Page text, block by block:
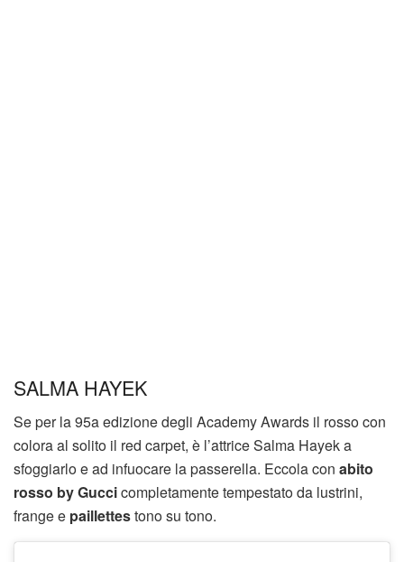
SALMA HAYEK
Se per la 95a edizione degli Academy Awards il rosso con
colora al solito il red carpet, è l’attrice Salma Hayek a
sfoggiarlo e ad infuocare la passerella. Eccola con abito
rosso by Guccicompletamente tempestato da lustrini,
frange e paillettestono su tono.